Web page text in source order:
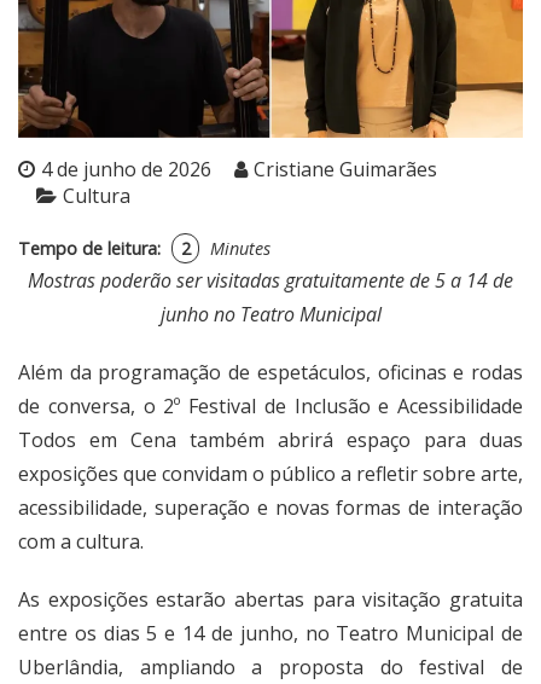
4 de junho de 2026
Cristiane Guimarães
Cultura
Tempo de leitura: 2 Minutes
Mostras poderão ser visitadas gratuitamente de 5 a 14 de
junho no Teatro Municipal
Além da programação de espetáculos, oficinas e rodas
de conversa, o 2º Festival de Inclusão e Acessibilidade
Todos em Cena também abrirá espaço para duas
exposições que convidam o público a refletir sobre arte,
acessibilidade, superação e novas formas de interação
com a cultura.
As exposições estarão abertas para visitação gratuita
entre os dias 5 e 14 de junho, no Teatro Municipal de
Uberlândia, ampliando a proposta do festival de